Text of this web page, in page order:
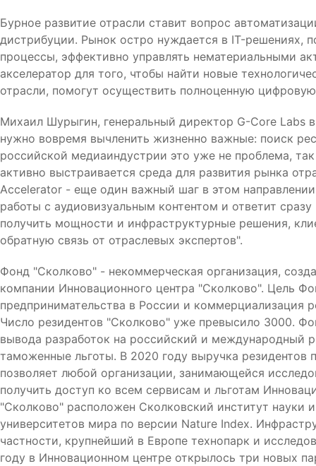
Бурное развитие отрасли ставит вопрос
дистрибуции. Рынок остро нуждается в IT-решениях,
процессы, эффективно управлять нематериальными
акселератор для того, чтобы найти новые
отрасли, помогут осуществить полноценную
Михаил Шурыгин, генеральный директор G-Core Labs
нужно вовремя вычленить жизненно важные: поиск
российской медиаиндустрии это уже не проблема,
активно выстраивается среда для развития рынка
Accelerator - еще один важный шаг в этом
работы с аудиовизуальным контентом и ответит
получить мощности и инфраструктурные решения,
обратную связь от отраслевых экспертов".
Фонд "Сколково" - некоммерческая организация,
компании Инновационного центра "Сколково". Цель
предпринимательства в России и коммерциализация
Число резидентов "Сколково" уже превысило 3000.
вывода разработок на российский и международный
таможенные льготы. В 2020 году выручка резидентов
позволяет любой организации, занимающейся
получить доступ ко всем сервисам и льготам
"Сколково" расположен Сколковский институт
университетов мира по версии Nature Indeх.
частности, крупнейший в Европе технопарк и
году в Инновационном центре открылось три новых